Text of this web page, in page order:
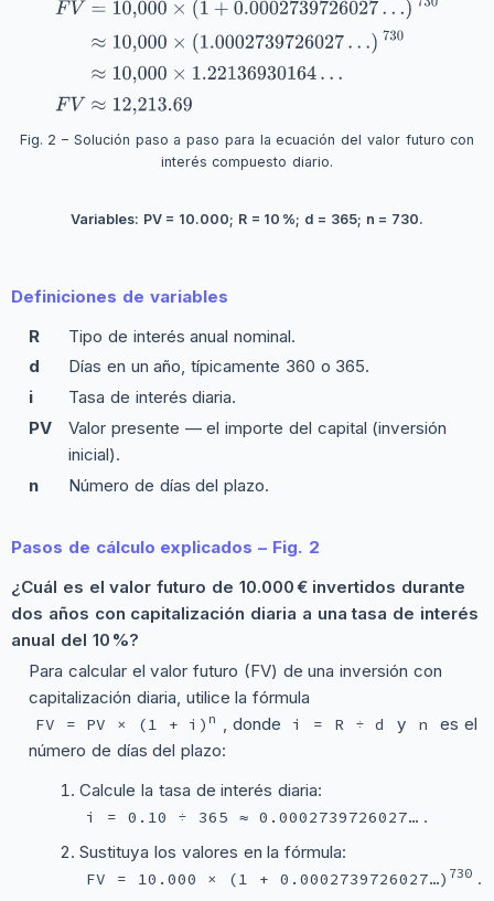
Fig. 2 – Solución paso a paso para la ecuación del valor futuro con
interés compuesto diario.
Variables: PV = 10.000; R = 10 %; d = 365; n = 730.
Definiciones de variables
R
Tipo de interés anual nominal.
d
Días en un año, típicamente 360 o 365.
i
Tasa de interés diaria.
PV
Valor presente — el importe del capital (inversión
inicial).
n
Número de días del plazo.
Pasos de cálculo explicados – Fig. 2
¿Cuál es el valor futuro de 10.000 € invertidos durante
dos años con capitalización diaria a una tasa de interés
anual del 10 %?
Para calcular el valor futuro (FV) de una inversión con
capitalización diaria, utilice la fórmula
FV = PV × (1 + i) n , donde i = R ÷ d y n
es el
número de días del plazo:
Calcule la tasa de interés diaria:
i = 0.10 ÷ 365 ≈ 0.0002739726027… .
Sustituya los valores en la fórmula:
FV = 10.000 × (1 + 0.0002739726027…) 730 .